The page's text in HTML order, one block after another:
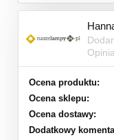
Ocena produktu:
Ocena sklepu:
Ocena dostawy:
Dodatkowy